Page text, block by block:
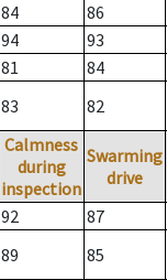
84 86
94 93
81 84
83 82
Calmness
during
inspection
Swarming
drive
92 87
89 85